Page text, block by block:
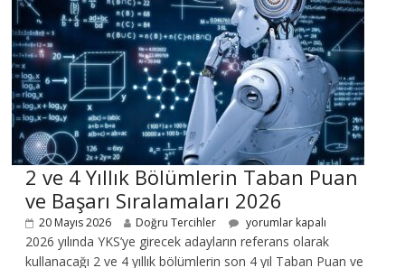
2 ve 4 Yıllık Bölümlerin Taban Puan
ve Başarı Sıralamaları 2026
20 Mayıs 2026 Doğru Tercihler yorumlar kapalı
2026 yılında YKS’ye girecek adayların referans olarak
kullanacağı 2 ve 4 yıllık bölümlerin son 4 yıl Taban Puan ve